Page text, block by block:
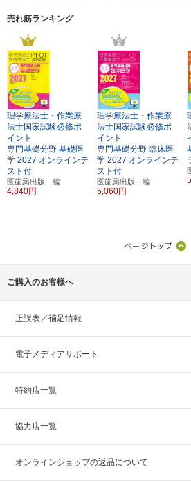
売れ筋ランキング
理学療法士・作業療
法士国家試験必修ポ
イント
専門基礎分野 基礎医
学 2027 オンラインテ
スト付
医歯薬出版 編
4,840円
理学療法士・作業療
法士国家試験必修ポ
イント
専門基礎分野 臨床医
学 2027 オンラインテ
スト付
医歯薬出版 編
5,060円
ご購入のお客様へ
正誤表／補足情報
電子メディアサポート
特約店一覧
協力店一覧
オンラインショップの返品について